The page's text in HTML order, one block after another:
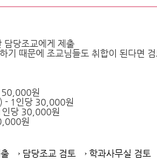
담당조교에게 제출
기 때문​에 조교님들도 취합이 된다면
50,000원
) - 1 인당 30,000원
인당 30,000원
원
→ 담당조교 검토 → 학과사무실 검토